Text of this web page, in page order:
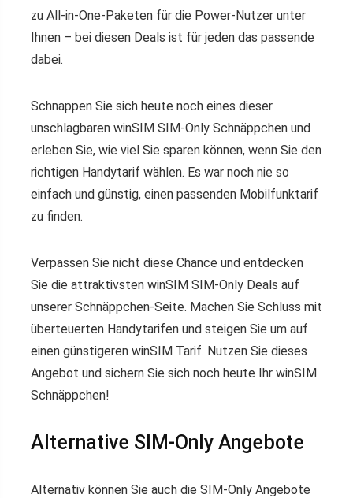
zu All-in-One-Paketen für die Power-Nutzer unter
Ihnen – bei diesen Deals ist für jeden das passende
dabei.
Schnappen Sie sich heute noch eines dieser
unschlagbaren winSIM SIM-Only Schnäppchen und
erleben Sie, wie viel Sie sparen können, wenn Sie den
richtigen Handytarif wählen. Es war noch nie so
einfach und günstig, einen passenden Mobilfunktarif
zu finden.
Verpassen Sie nicht diese Chance und entdecken
Sie die attraktivsten winSIM SIM-Only Deals auf
unserer Schnäppchen-Seite. Machen Sie Schluss mit
überteuerten Handytarifen und steigen Sie um auf
einen günstigeren winSIM Tarif. Nutzen Sie dieses
Angebot und sichern Sie sich noch heute Ihr winSIM
Schnäppchen!
Alternative SIM-Only Angebote
Alternativ können Sie auch die SIM-Only Angebote